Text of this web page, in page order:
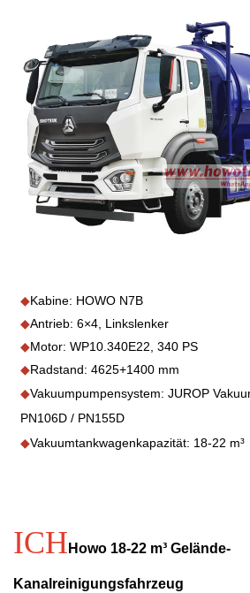
◆Kabine: HOWO N7B
◆Antrieb: 6×4, Linkslenker
◆Motor: WP10.340E22, 340 PS
◆Radstand: 4625+1400 mm
◆Vakuumpumpensystem: JUROP
PN106D / PN155D
◆Vakuumtankwagenkapazität: 18-22 m³
ICH Howo 18-22 m³ Gelände-
Kanalreinigungsfahrzeug